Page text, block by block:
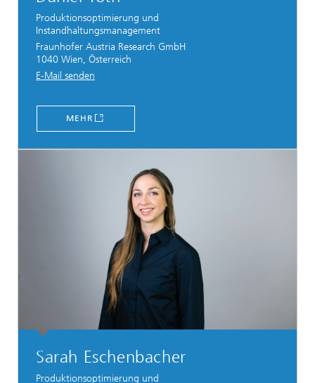
Produktionsoptimierung und
Instandhaltungsmanagement
Fraunhofer Austria Research GmbH
1040 Wien, Österreich
E-Mail senden
MEHR
Sarah Eschenbacher
Produktionsoptimierung und